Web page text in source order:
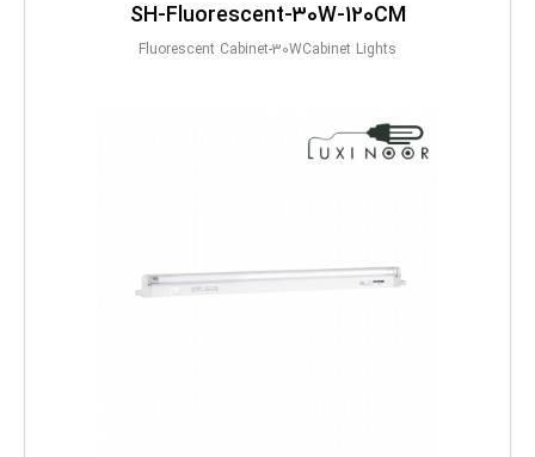
SH-Fluorescent-30W-120CM
Fluorescent Cabinet-30WCabinet Lights